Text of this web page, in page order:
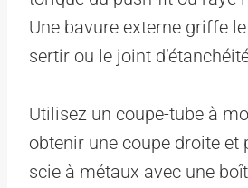
Une bavure externe griffe
sertir ou le joint
Utilisez un coupe-tube à
obtenir une coupe droite et
scie à métaux avec une